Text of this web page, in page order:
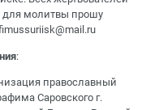
для молитвы прошу
:
православный
Саровского г.